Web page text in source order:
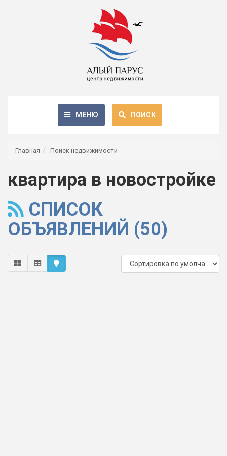
МЕНЮ ПОИСК
Главная Поиск недвижимости
квартира в новостройке
СПИСОК
ОБЪЯВЛЕНИЙ (50)